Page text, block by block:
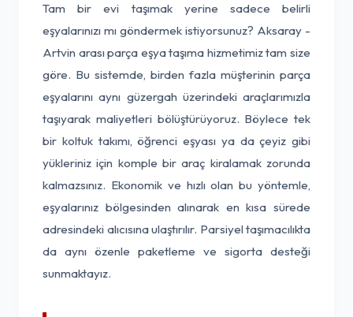
Tam bir evi taşımak yerine sadece belirli
eşyalarınızı mı göndermek istiyorsunuz? Aksaray -
Artvin arası parça eşya taşıma hizmetimiz tam size
göre. Bu sistemde, birden fazla müşterinin parça
eşyalarını aynı güzergah üzerindeki araçlarımızla
taşıyarak maliyetleri bölüştürüyoruz. Böylece tek
bir koltuk takımı, öğrenci eşyası ya da çeyiz gibi
yükleriniz için komple bir araç kiralamak zorunda
kalmazsınız. Ekonomik ve hızlı olan bu yöntemle,
eşyalarınız bölgesinden alınarak en kısa sürede
adresindeki alıcısına ulaştırılır. Parsiyel taşımacılıkta
da aynı özenle paketleme ve sigorta desteği
sunmaktayız.